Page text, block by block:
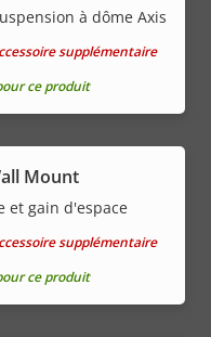
à dôme Axis
supplémentaire
ce produit
Mount
et gain d'espace
supplémentaire
ce produit